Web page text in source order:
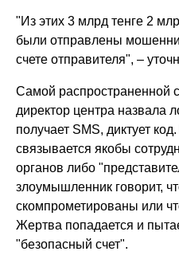
"Из этих 3 млрд тенге 2
были отправлены
счете отправителя", –
Самой распространенной
директор центра назвала
получает SMS, диктует
связывается якобы
органов либо
злоумышленник говорит,
скомпрометированы или
Жертва попадается и
"безопасный счет".